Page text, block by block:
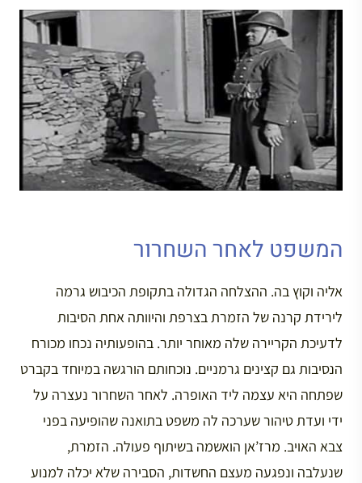
המשפט לאחר השחרור
אליה וקוץ בה. ההצלחה הגדולה בתקופת הכיבוש גרמה
לירידת קרנה של הזמרת בצרפת והיוותה אחת הסיבות
לדעיכת הקריירה שלה מאוחר יותר. בהופעותיה נכחו מכורח
הנסיבות גם קצינים גרמניים. נוכחותם הורגשה במיוחד בקברט
שפתחה היא עצמה ליד האופרה. לאחר השחרור נעצרה על
ידי ועדת טיהור שערכה לה משפט בתואנה שהופיעה בפני
צבא האויב. מרז’אן הואשמה בשיתוף פעולה. הזמרת,
שנעלבה ונפגעה מעצם החשדות, הסבירה שלא יכלה למנוע